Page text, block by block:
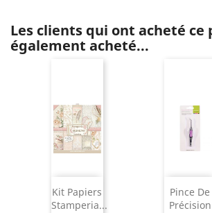
Les clients qui ont acheté
également acheté...
Kit Papiers
Stamperia...
Pince De
Précision